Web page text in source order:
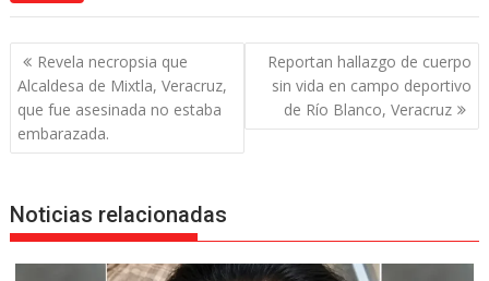
Navegación
de
entradas
Revela necropsia que
Alcaldesa de Mixtla, Veracruz,
que fue asesinada no estaba
embarazada.
Reportan hallazgo de cuerpo
sin vida en campo deportivo
de Río Blanco, Veracruz
Noticias relacionadas